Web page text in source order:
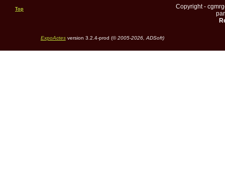
Top
Copyright -
ExpoActesversion 3.2.4-prod (©2005-2026, ADSoft)